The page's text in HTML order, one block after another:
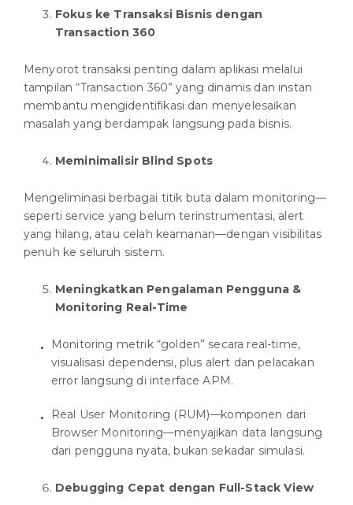
Fokus ke Transaksi Bisnis dengan
Transaction 360
Menyorot transaksi penting dalam aplikasi melalui
tampilan “Transaction 360” yang dinamis dan instan
membantu mengidentifikasi dan menyelesaikan
masalah yang berdampak langsung pada bisnis.
Meminimalisir Blind Spots
Mengeliminasi berbagai titik buta dalam monitoring—
seperti service yang belum terinstrumentasi, alert
yang hilang, atau celah keamanan—dengan visibilitas
penuh ke seluruh sistem.
Meningkatkan Pengalaman Pengguna &
Monitoring Real-Time
Monitoring metrik “golden” secara real-time,
visualisasi dependensi, plus alert dan pelacakan
error langsung di interface APM.
Real User Monitoring (RUM)—komponen dari
Browser Monitoring—menyajikan data langsung
dari pengguna nyata, bukan sekadar simulasi.
Debugging Cepat dengan Full-Stack View